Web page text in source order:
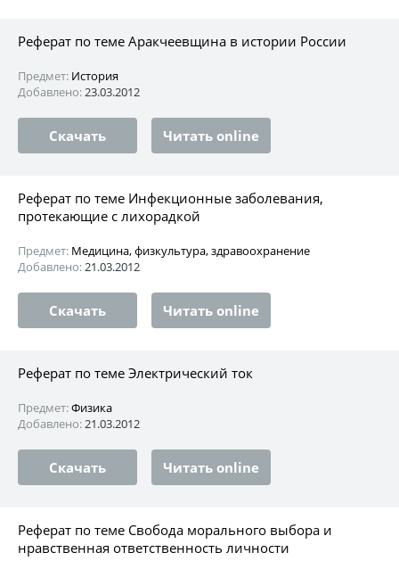
Реферат по теме Аракчеевщина в истории России
Предмет: История
Добавлено:23.03.2012
Скачать Читать online
Реферат по теме Инфекционные заболевания,
протекающие с лихорадкой
Предмет: Медицина, физкультура, здравоохранение
Добавлено:21.03.2012
Скачать Читать online
Реферат по теме Электрический ток
Предмет:Физика
Добавлено:21.03.2012
Скачать Читать online
Реферат по теме Свобода морального выбора и
нравственная ответственность личности